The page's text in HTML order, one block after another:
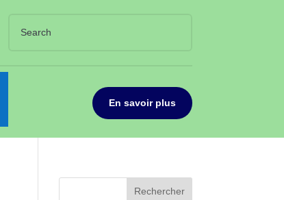
En savoir plus
Rechercher